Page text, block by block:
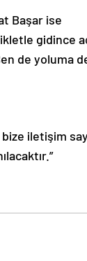
Başar ise
gidince
de yoluma
iletişim